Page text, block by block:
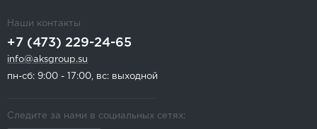
Наши контакты
+7 (473) 229-24-65
info@aksgroup.su
пн-сб: 9:00 - 17:00, вс: выходной
Следите за нами в социальных сетях: